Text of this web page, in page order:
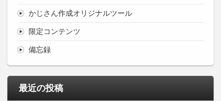
かじさん作成オリジナルツール
限定コンテンツ
備忘録
最近の投稿